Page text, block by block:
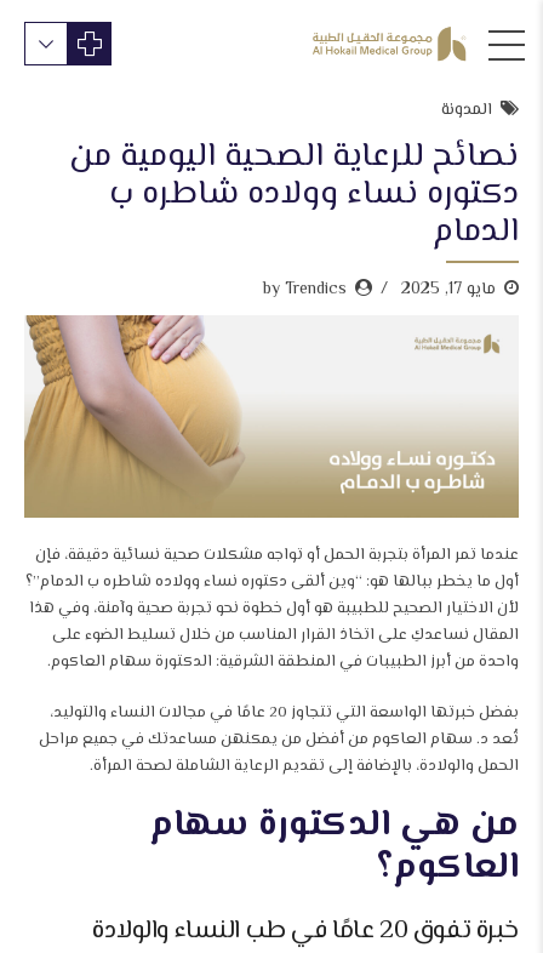
المدونة
نصائح للرعاية الصحية اليومية من
دكتوره نساء وولاده شاطره ب
الدمام
مايو 17, 2025 by Trendics
عندما تمر المرأة بتجربة الحمل أو تواجه مشكلات صحية نسائية دقيقة، فإن
أول ما يخطر ببالها هو: “وين ألقى دكتوره نساء وولاده شاطره ب الدمام”؟
لأن الاختيار الصحيح للطبيبة هو أول خطوة نحو تجربة صحية وآمنة، وفي هذا
المقال نساعدكِ على اتخاذ القرار المناسب من خلال تسليط الضوء على
واحدة من أبرز الطبيبات في المنطقة الشرقية: الدكتورة سهام العاكوم.
بفضل خبرتها الواسعة التي تتجاوز 20 عامًا في مجالات النساء والتوليد،
تُعد د. سهام العاكوم من أفضل من يمكنهن مساعدتك في جميع مراحل
الحمل والولادة، بالإضافة إلى تقديم الرعاية الشاملة لصحة المرأة.
من هي الدكتورة سهام
العاكوم؟
خبرة تفوق 20 عامًا في طب النساء والولادة